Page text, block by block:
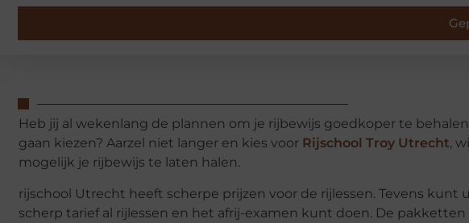
Heb jij al wekenlang de plannen om je rijbewijs goedkoper te
gaan kiezen? Aarzel niet langer en kies voor Rijschool Troy Utrecht,
mogelijk je rijbewijs te laten halen.
rijschool Utrecht heeft scherpe prijzen voor de rijlessen. Tevens
scherp tarief al rijlessen en het afrij-examen kunt doen. De